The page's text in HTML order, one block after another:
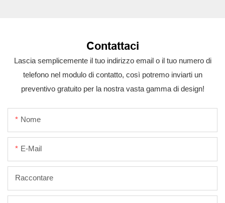
Contattaci
Lascia semplicemente il tuo indirizzo email o il tuo numero di
telefono nel modulo di contatto, così potremo inviarti un
preventivo gratuito per la nostra vasta gamma di design!
Nome
E-Mail
Raccontare